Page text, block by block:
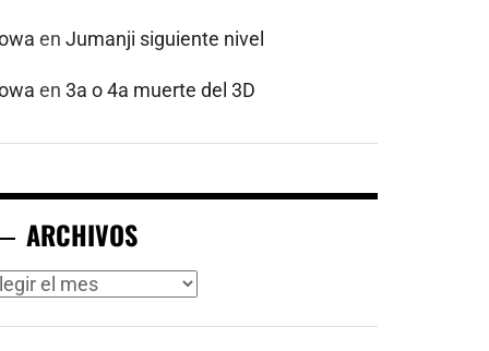
enJumanji siguiente nivel
en3a o 4a muerte del 3D
ARCHIVOS